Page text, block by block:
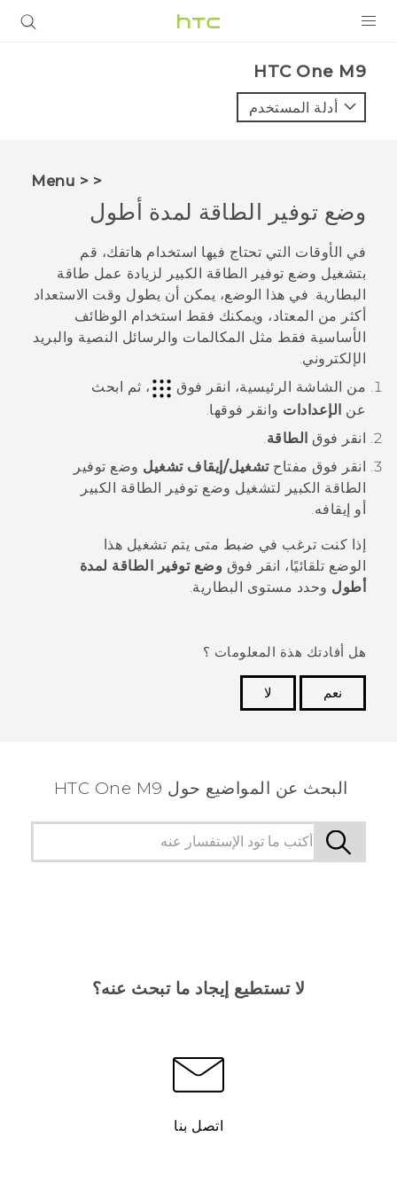
VIVE
VIVERSE
البرامج + التطبيقات
الدعم
أجهزة HTC والملحقات
HTC One M9‎
أدلة المستخدم
< < Menu
وضع توفير الطاقة لمدة أطول
في الأوقات التي تحتاج فيها استخدام هاتفك، قم
بتشغيل وضع توفير الطاقة الكبير لزيادة عمل طاقة
البطارية. في هذا الوضع، يمكن أن يطول وقت الاستعداد
أكثر من المعتاد، ويمكنك فقط استخدام الوظائف
الأساسية فقط مثل المكالمات والرسائل النصية والبريد
الإلكتروني.
من الشاشة
الرئيسية، انقر فوق
، ثم ابحث
عن الإعدادات وانقر فوقها.
انقر فوق الطاقة
انقر فوق مفتاحتشغيل/إيقاف تشغيل وضع توفير
الطاقة الكبير لتشغيل وضع توفير الطاقة الكبير
أو إيقافه.
إذا كنت ترغب في ضبط متى يتم تشغيل هذا
الوضع تلقائيًا، انقر فوق وضع توفير الطاقة لمدة
أطول وحدد مستوى البطارية.
هل أفادتك هذة المعلومات ؟
نعم
لا
البحث عن المواضيع حول HTC One M9
لا تستطيع إيجاد ما تبحث عنه؟
اتصل بنا